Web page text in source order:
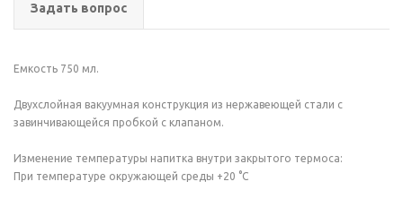
Задать вопрос
Емкость 750 мл.
Двухслойная вакуумная конструкция из нержавеющей стали с
завинчивающейся пробкой с клапаном.
Изменение температуры напитка внутри закрытого термоса:
При температуре окружающей среды +20 °С